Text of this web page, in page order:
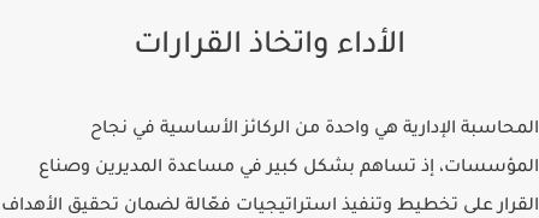
الأداء واتخاذ القرارات
المحاسبة الإدارية هي واحدة من الركائز الأساسية في نجاح
المؤسسات، إذ تساهم بشكل كبير في مساعدة المديرين وصناع
القرار على تخطيط وتنفيذ استراتيجيات فعّالة لضمان تحقيق الأهداف